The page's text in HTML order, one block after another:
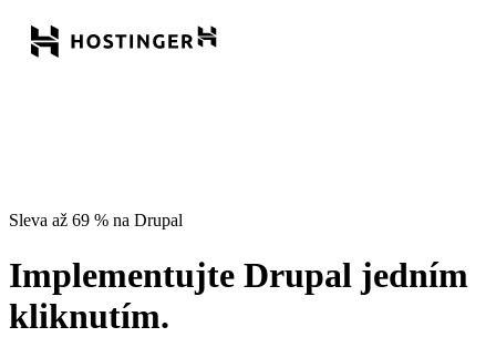
Sleva až 69 % na Drupal
Implementujte Drupal jedním
kliknutím.